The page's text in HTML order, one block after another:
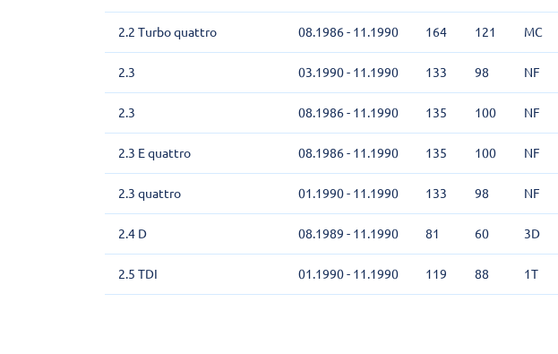
2.2 Turbo quattro 08.1986 - 11.1990 164 121 MC
2.3 03.1990 - 11.1990 133 98 NF
2.3 08.1986 - 11.1990 135 100 NF
2.3 E quattro 08.1986 - 11.1990 135 100 NF
2.3 quattro 01.1990 - 11.1990 133 98 NF
2.4 D 08.1989 - 11.1990 81 60 3D
2.5 TDI 01.1990 - 11.1990 119 88 1T